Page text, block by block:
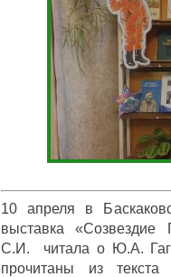
10 апреля в
выставка «Созвездие
С.И. читала о Ю.А.
прочитаны из